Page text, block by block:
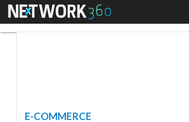
Menu
E-COMMERCE